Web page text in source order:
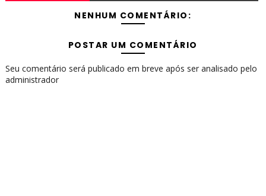
NENHUM COMENTÁRIO:
POSTAR UM COMENTÁRIO
Seu comentário será publicado em breve após ser analisado pelo
administrador